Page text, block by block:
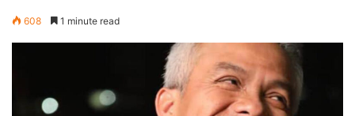
608 1 minute read